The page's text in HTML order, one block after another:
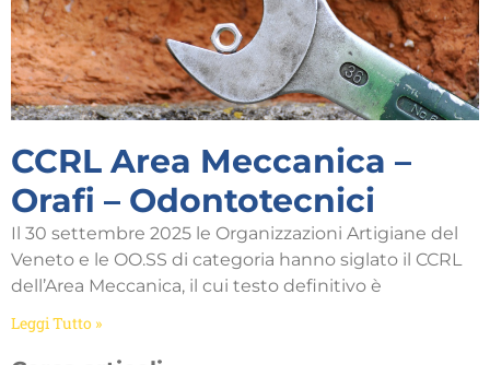
CCRL Area Meccanica –
Orafi – Odontotecnici
Il 30 settembre 2025 le Organizzazioni Artigiane del
Veneto e le OO.SS di categoria hanno siglato il CCRL
dell’Area Meccanica, il cui testo definitivo è
Leggi Tutto »